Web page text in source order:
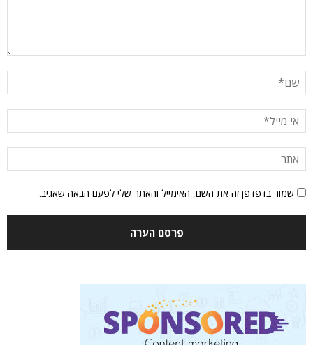
שמור בדפדפן זה את השם, האימייל והאתר שלי לפעם הבאה שאגיב.